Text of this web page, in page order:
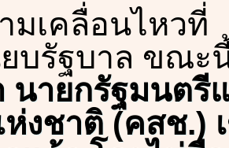
มเคลื่อนไหวที่
ยบรัฐบาล ขณะ
นายกรัฐมนต
งชาติ (คสช.)